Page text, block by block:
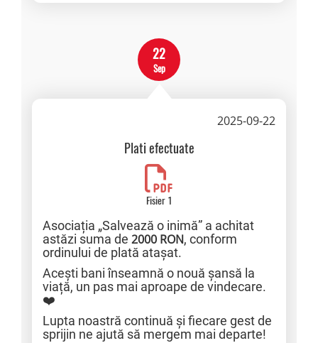
22
Sep
2025-09-22
Plati efectuate
Fisier 1
Asociația „Salvează o inimă” a achitat
astăzi suma de 2000 RON, conform
ordinului de plată atașat.
Acești bani înseamnă o nouă șansă la
viață, un pas mai aproape de vindecare.
❤️
Lupta noastră continuă și fiecare gest de
sprijin ne ajută să mergem mai departe!